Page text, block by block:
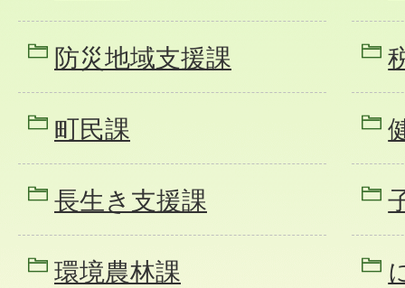
防災地域支援課
町民課
長生き支援課
環境農林課